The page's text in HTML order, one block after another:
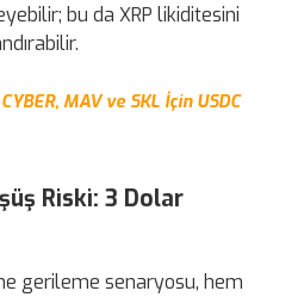
bu da XRP likiditesini
MAV ve SKL İçin USDC
Riski: 3 Dolar
gerileme senaryosu, hem